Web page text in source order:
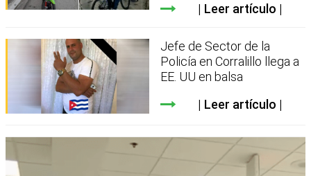
Leer artículo
Jefe de Sector de la
Policía en Corralillo llega a
EE. UU en balsa
Leer artículo